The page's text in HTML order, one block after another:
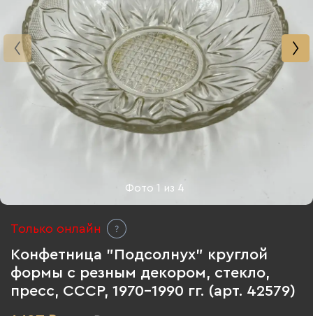
Фото1 из 4
Только онлайн
Конфетница "Подсолнух" круглой
формы с резным декором, стекло,
пресс, СССР, 1970-1990 гг. (арт. 42579)